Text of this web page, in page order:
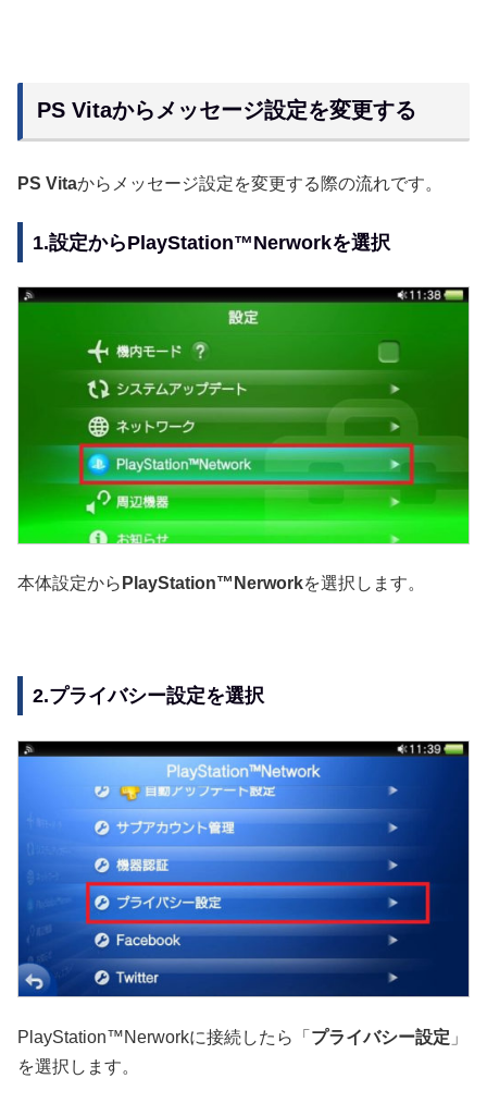
PS Vitaからメッセージ設定を変更する
PS Vitaからメッセージ設定を変更する際の流れです。
1.設定からPlayStation™Nerworkを選択
本体設定から PlayStation™Nerworkを選択します。
2.プライバシー設定を選択
PlayStation™Nerworkに接続したら「 プライバシー設定 」
を選択します。